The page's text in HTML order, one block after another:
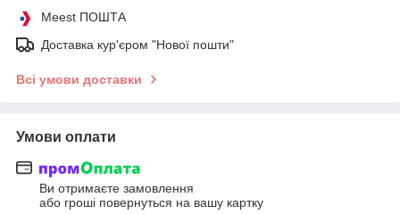
Meest ПОШТА
Доставка кур'єром "Нової пошти"
Всі умови доставки
Умови оплати
Ви отримаєте замовлення
або гроші повернуться на вашу картку